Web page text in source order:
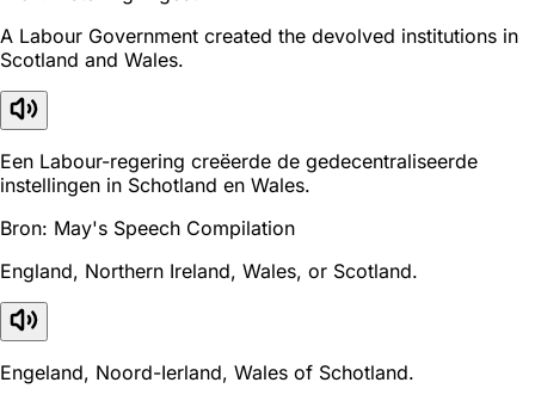
A Labour Government created the devolved institutions in
Scotland and Wales.
Een Labour-regering creëerde de gedecentraliseerde
instellingen in Schotland en Wales.
Bron: May's Speech Compilation
England, Northern Ireland, Wales, or Scotland.
Engeland, Noord-Ierland, Wales of Schotland.